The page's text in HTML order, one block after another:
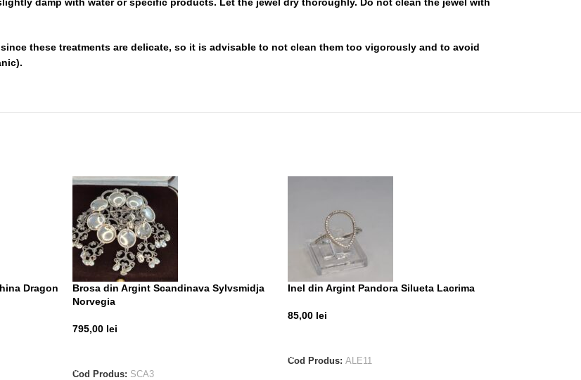
these treatments are delicate, so it is advisable to not clean them too vigorously and to avoid
Dragon
Brosa din Argint Scandinava Sylvsmidja
Norvegia
795,00 lei
Cod Produs: SCA3
Inel din Argint Pandora Silueta Lacrima
85,00 lei
Cod Produs: ALE11